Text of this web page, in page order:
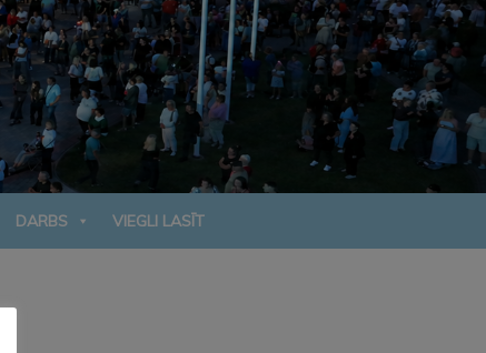
DARBS VIEGLI LASĪT